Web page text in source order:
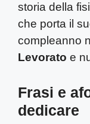
storia della
che porta il
compleanno
Levorato e
Frasi e
dedicare